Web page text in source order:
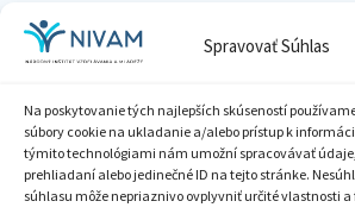
Spravovať Súhlas
Na poskytovanie tých najlepších skúseností
súbory cookie na ukladanie a/alebo prístup k
týmito technológiami nám umožní spracovávať
prehliadaní alebo jedinečné ID na tejto stránke.
súhlasu môže nepriaznivo ovplyvniť určité vlastnosti a
IČO: 00164348
DIČ: 2020798714
Zásady ochrany